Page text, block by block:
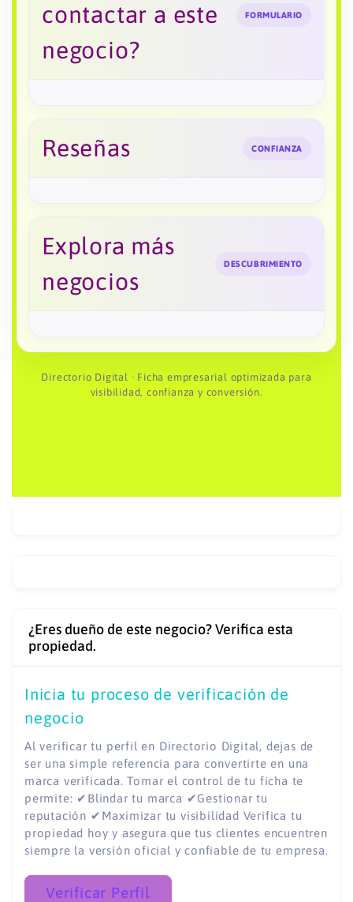
contactar a este
negocio?
FORMULARIO
Reseñas CONFIANZA
Explora más
negocios
DESCUBRIMIENTO
Directorio Digital · Ficha empresarial optimizada para
visibilidad, confianza y conversión.
¿Eres dueño de este negocio? Verifica esta
propiedad.
Inicia tu proceso de verificación de
negocio
Al verificar tu perfil en Directorio Digital, dejas de
ser una simple referencia para convertirte en una
marca verificada. Tomar el control de tu ficha te
permite: ✔Blindar tu marca ✔Gestionar tu
reputación ✔Maximizar tu visibilidad Verifica tu
propiedad hoy y asegura que tus clientes encuentren
siempre la versión oficial y confiable de tu empresa.
Verificar Perfil